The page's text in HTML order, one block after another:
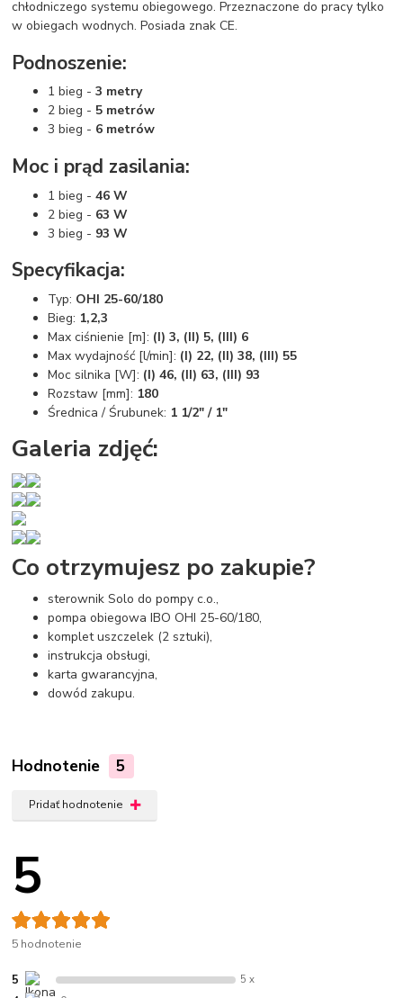
chłodniczego systemu obiegowego. Przeznaczone do pracy tylko
w obiegach wodnych. Posiada znak CE.
Podnoszenie:
1 bieg -3 metry
2 bieg - 5 metrów
3 bieg - 6 metrów
Moc i prąd zasilania:
1 bieg -46 W
2 bieg - 63 W
3 bieg - 93 W
Specyfikacja:
Typ: OHI 25-60/180
Bieg: 1,2,3
Max ciśnienie [m]: (I) 3, (II) 5, (III) 6
Max wydajność [l/min]: (I) 22, (II) 38, (III) 55
Moc silnika [W]: (I) 46, (II) 63, (III) 93
Rozstaw [mm]: 180
Średnica / Śrubunek: 1 1/2" / 1"
Galeria zdjęć:
Co otrzymujesz po zakupie?
sterownik Solo do pompy c.o.,
pompa obiegowa IBO OHI 25-60/180,
komplet uszczelek (2 sztuki),
instrukcja obsługi,
karta gwarancyjna,
dowód zakupu.
Hodnotenie 5
Pridať hodnotenie
5
5 hodnotenie
5 5 x